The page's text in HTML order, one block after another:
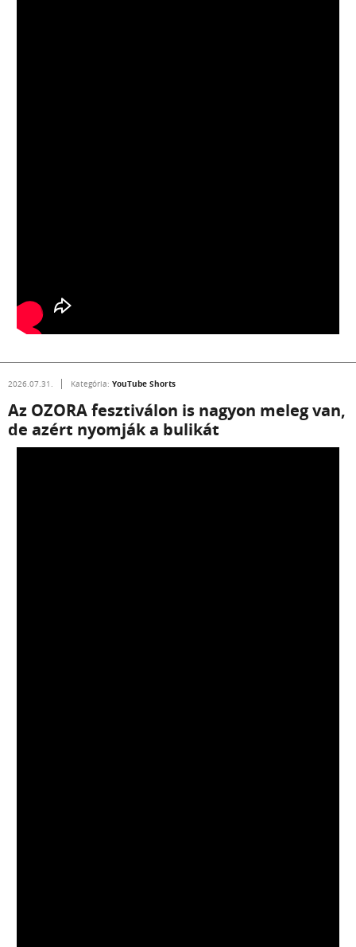
2026.07.31. Kategória: YouTube Shorts
Az OZORA fesztiválon is nagyon meleg van,
de azért nyomják a bulikát